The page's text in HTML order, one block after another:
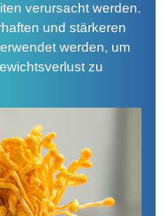
verursacht werden.
und stärkeren
werden, um
zu